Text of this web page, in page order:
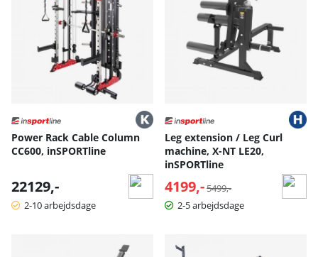
Power Rack Cable Column
CC600, inSPORTline
22129,-
2-10 arbejdsdage
Leg extension / Leg Curl
machine, X-NT LE20,
inSPORTline
4199,- Normalpris:
5499,-
2-5 arbejdsdage